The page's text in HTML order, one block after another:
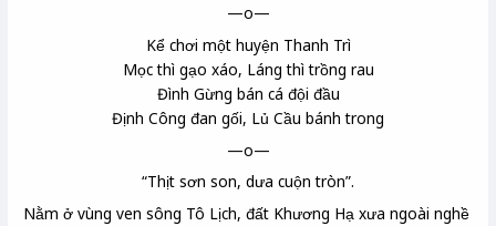
—o—
Kể chơi một huyện Thanh Trì
Mọcthì gạo xáo, Láng thì trồng rau
Đình Gừng bán cá đội đầu
Định Công đan gối, Lủ Cầu bánh trong
—o—
“Thịt sơn son, dưa cuộn tròn”.
Nằm ở vùng ven sông Tô Lịch, đất Khương Hạ xưa ngoài nghề